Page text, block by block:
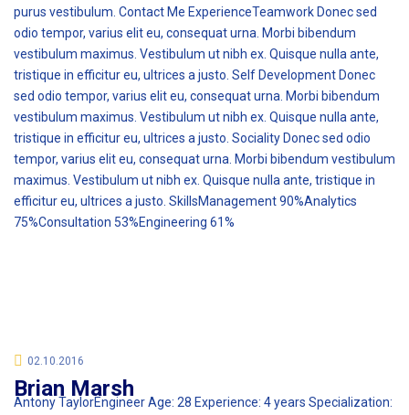
purus vestibulum. Contact Me ExperienceTeamwork Donec sed
odio tempor, varius elit eu, consequat urna. Morbi bibendum
vestibulum maximus. Vestibulum ut nibh ex. Quisque nulla ante,
tristique in efficitur eu, ultrices a justo. Self Development Donec
sed odio tempor, varius elit eu, consequat urna. Morbi bibendum
vestibulum maximus. Vestibulum ut nibh ex. Quisque nulla ante,
tristique in efficitur eu, ultrices a justo. Sociality Donec sed odio
tempor, varius elit eu, consequat urna. Morbi bibendum vestibulum
maximus. Vestibulum ut nibh ex. Quisque nulla ante, tristique in
efficitur eu, ultrices a justo. SkillsManagement 90%Analytics
75%Consultation 53%Engineering 61%
02.10.2016
Brian Marsh
Antony TaylorEngineer Age: 28 Experience: 4 years Specialization: